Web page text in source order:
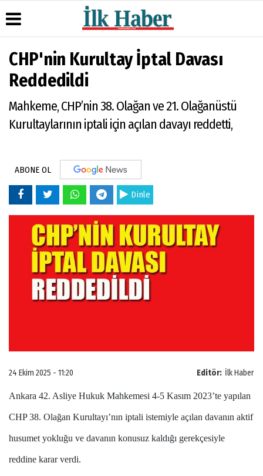
Üye Paneli
Haber
Gazete
Arşivi
Gazete
Manşetleri
Anketler
Galeri
Foto
Çerez
Gizlilik
CHP'nin Kurultay İptal Davası
Reddedildi
Mahkeme, CHP’nin 38. Olağan ve 21. Olağanüstü
Kurultaylarının iptali için açılan davayı reddetti,
ABONE OL
Dinle
Editör: İlk Haber
24 Ekim 2025 - 11:20
Ankara 42. Asliye Hukuk Mahkemesi 4-5 Kasım 2023’te yapılan
CHP 38. Olağan Kurultayı’nın iptali istemiyle açılan davanın aktif
husumet yokluğu ve davanın konusuz kaldığı gerekçesiyle
reddine karar verdi.